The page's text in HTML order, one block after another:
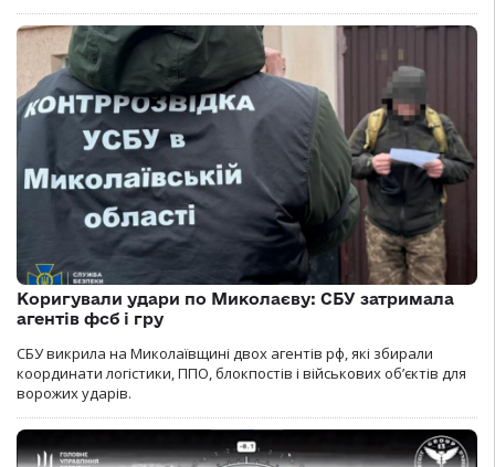
Коригували удари по Миколаєву: СБУ затримала
агентів фсб і гру
СБУ викрила на Миколаївщині двох агентів рф, які збирали
координати логістики, ППО, блокпостів і військових об’єктів для
ворожих ударів.